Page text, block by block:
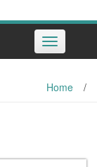
Toggle
navigation
Home /